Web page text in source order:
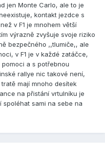
jen Monte Carlo, ale to je
kontakt jezdce s
v F1 je mnohem větší
výrazně zvyšuje svoje riziko
bezpečného ,,tlumiče,, ale
v F1 je v každé zatáčce,
a s potřebnou
rallye nic takové není,
mají mnoho desítek
na přistání vrtulníku je
sami na sebe na